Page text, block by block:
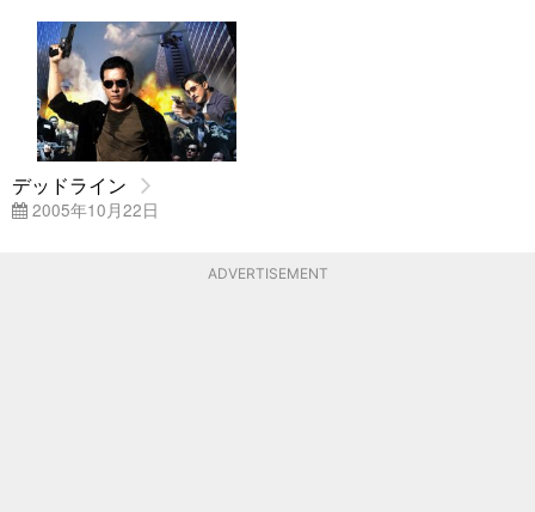
デッドライン
2005年10月22日
ADVERTISEMENT